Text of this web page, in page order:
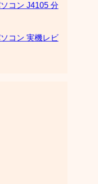
コン J4105 分
コン 実機レビ